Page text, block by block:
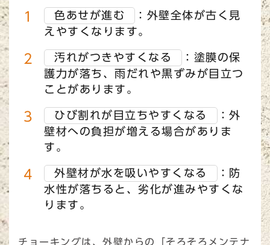
色あせが進む
：外壁全体が古く見
えやすくなります。
汚れがつきやすくなる
：塗膜の保
護力が落ち、雨だれや黒ずみが目立つ
ことがあります。
ひび割れが目立ちやすくなる
：外
壁材への負担が増える場合がありま
す。
外壁材が水を吸いやすくなる
：防
水性が落ちると、劣化が進みやすくな
ります。
チョーキングは、外壁からの「そろそろメンテナ